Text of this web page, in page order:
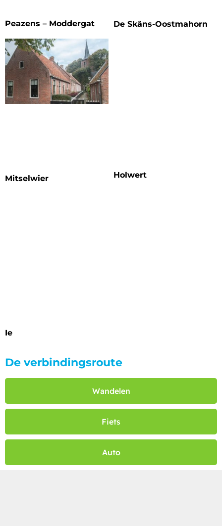
Peazens – Moddergat De Skâns-Oostmahorn
Mitselwier Holwert
Ie
De verbindingsroute
Wandelen
Fiets
Auto